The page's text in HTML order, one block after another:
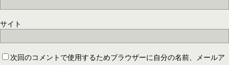
サイト
次回のコメントで使用するためブラウザーに自分の名前、メールア